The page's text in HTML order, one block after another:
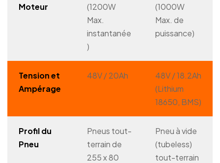
Moteur
(1200W
Max.
instantanée
)
(1000W
Max. de
puissance)
Tension et
Ampérage
48V / 20Ah
48V / 18.2Ah
(Lithium
18650, BMS)
Profil du
Pneu
Pneus tout-
terrain de
255 x 80
Pneu à vide
(tubeless)
tout-terrain